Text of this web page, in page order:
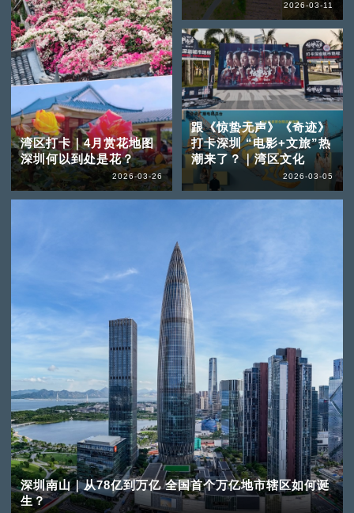
湾区打卡｜4月赏花地图
深圳何以到处是花？
2026-03-26
深圳南山｜从78亿到万亿 全国首个万亿地市辖区如何诞
生？
2026-03-11
跟《惊蛰无声》《奇迹》
打卡深圳 “电影+文旅”热
潮来了？｜湾区文化
2026-03-05